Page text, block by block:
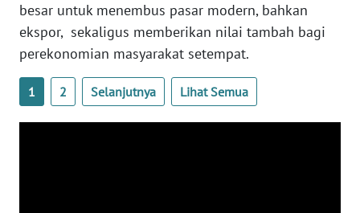
besar untuk menembus pasar modern, bahkan
ekspor, sekaligus memberikan nilai tambah bagi
perekonomian masyarakat setempat.
1 2 Selanjutnya Lihat Semua
WN
SUMSEL
BENGKULU